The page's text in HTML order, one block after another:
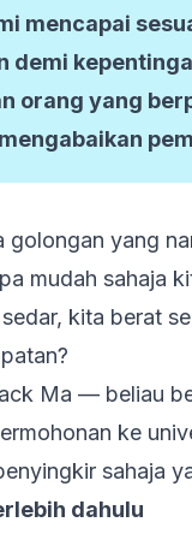
mencapai
demi
orang yang
yang
mudah sahaja
kita berat
Ma — beliau
ke
sahaja
dahulu